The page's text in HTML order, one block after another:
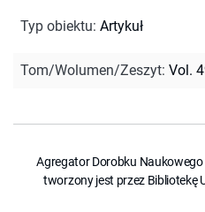
Typ obiektu: Artykuł
Tom/Wolumen/Zeszyt: Vol.
Agregator Dorobku
tworzony jest przez Bibliotekę